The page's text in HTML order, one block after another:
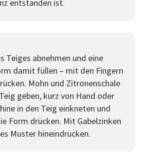
entstanden ist.
Teiges abnehmen und eine
damit füllen – mit den Fingern
Mohn und Zitronenschale
geben, kurz von Hand oder
in den Teig einkneten und
Form drücken. Mit Gabelzinken
Muster hineindrücken.